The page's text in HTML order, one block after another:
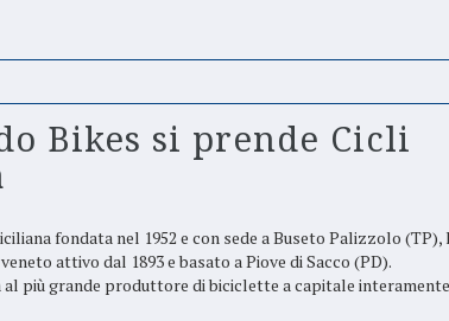
Bikes si prende Cicli
fondata nel 1952 e con sede a Buseto Palizzolo (TP),
attivo dal 1893 e basato a Piove di Sacco (PD).
al più grande produttore di biciclette a capitale interamente